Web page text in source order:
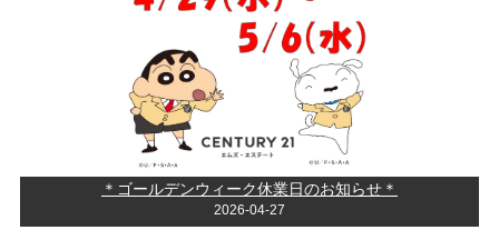
＊ゴールデンウィーク休業日のお知らせ＊
2026-04-27